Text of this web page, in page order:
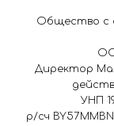
Общество с
Директор
УНП
р/сч